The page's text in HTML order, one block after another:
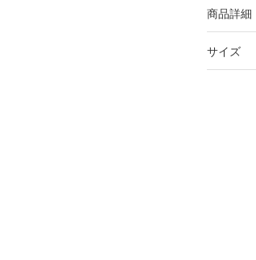
商品詳細
サイズ